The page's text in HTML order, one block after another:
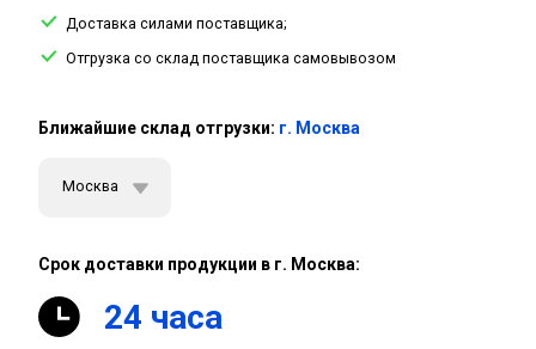
Доставка силами поставщика;
Отгрузка со склад поставщика самовывозом
Ближайшие склад отгрузки: г. Москва
Москва
Срок доставки продукции в г. Москва:
24 часа